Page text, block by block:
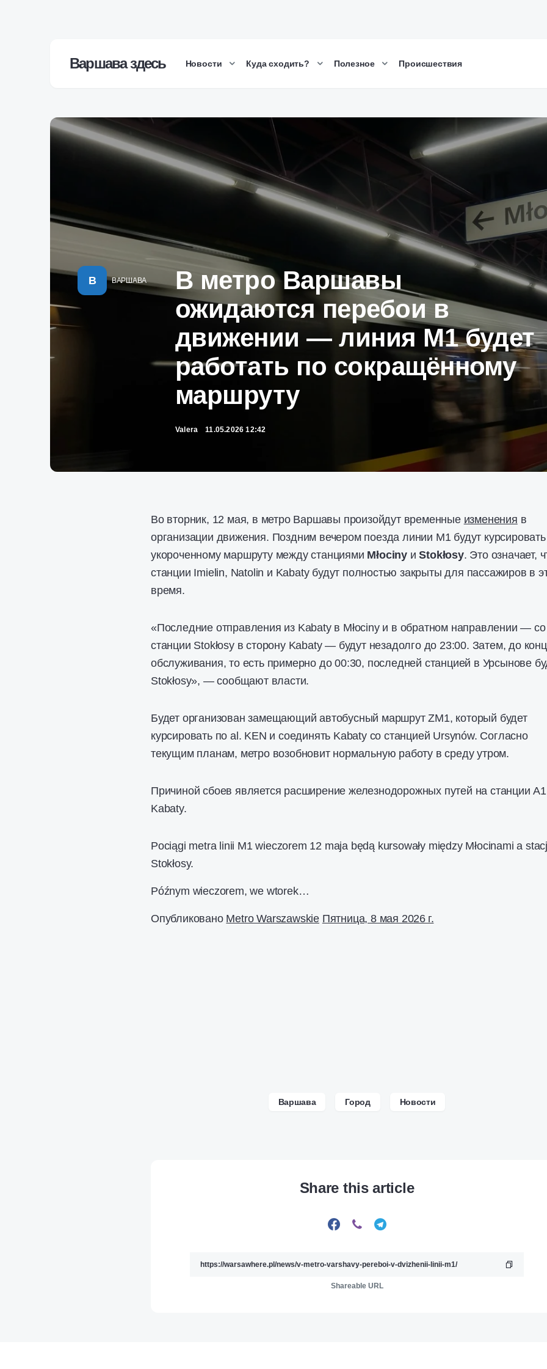
Варшава здесь Новости Куда сходить? Полезное Происшествия
В ВАРШАВА
В метро Варшавы
ожидаются перебои в
движении — линия М1 будет
работать по сокращённому
маршруту
Valera 11.05.2026 12:42
Во вторник, 12 мая, в метро Варшавы произойдут временные изменения в
организации движения. Поздним вечером поезда линии М1 будут
укороченному маршруту между станциями Młociny иStokłosy. Это означает,
станции Imielin, Natolin и Kabaty будут полностью закрыты для пассажиров в
время.
«Последние отправления из Kabaty в Młociny и в обратном направлении — со
станции Stokłosy в сторону Kabaty — будут незадолго до 23:00. Затем, до
обслуживания, то есть примерно до 00:30, последней станцией в Урсынове
Stokłosy», — сообщают власти.
Будет организован замещающий автобусный маршрут ZM1, который будет
курсировать по аl. KEN и соединять Kabaty со станцией Ursynów. Согласно
текущим планам, метро возобновит нормальную работу в среду утром.
Причиной сбоев является расширение железнодорожных путей на станции А1
Kabaty.
Pociągi metra linii M1 wieczorem 12 maja będą kursowały między Młocinami a
Stokłosy.
Późnym wieczorem, we wtorek…
Опубликовано Metro Warszawskie Пятница, 8 мая 2026 г.
Варшава Город Новости
Share this article
Shareable URL